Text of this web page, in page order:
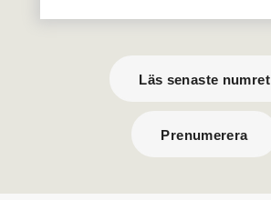
Läs senaste numret
Prenumerera